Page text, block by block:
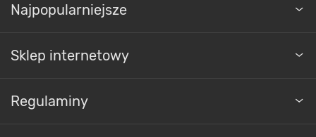
Najpopularniejsze
Sklep internetowy
Regulaminy